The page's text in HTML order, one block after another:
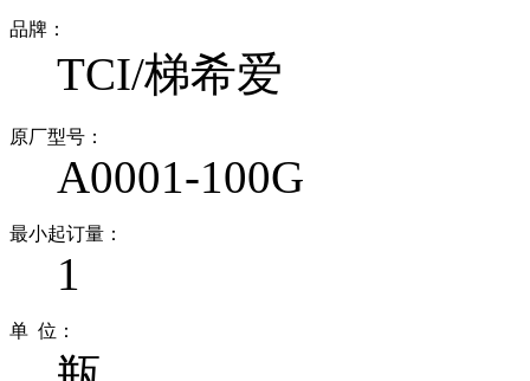
品牌：
TCI/梯希爱
原厂型号：
A0001-100G
最小起订量：
1
单 位：